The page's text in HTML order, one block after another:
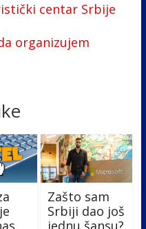
centar Srbije
organizujem
Zašto sam
Srbiji dao još
jednu šansu?